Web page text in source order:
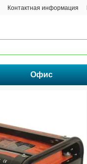
Контактная информация
Офис